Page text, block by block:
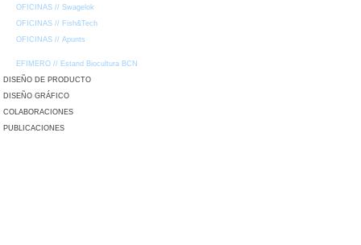
OFICINAS // Swagelok
OFICINAS // Fish&Tech
OFICINAS // Apunts
EFIMERO // Estand Biocultura BCN
DISEÑO DE PRODUCTO
DISEÑO GRÁFICO
COLABORACIONES
PUBLICACIONES